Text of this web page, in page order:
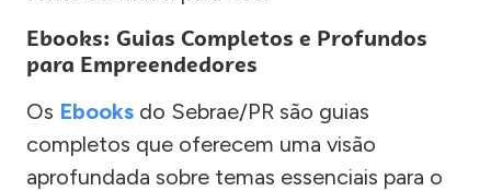
Ebooks: Guias Completos e Profundos
para Empreendedores
Os Ebooks do Sebrae/PR são guias
completos que oferecem uma visão
aprofundada sobre temas essenciais para o